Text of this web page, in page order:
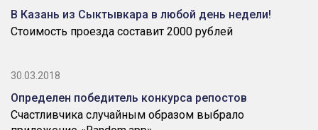
В Казань из Сыктывкара в любой день недели!
Стоимость проезда составит 2000 рублей
30.03.2018
Определен победитель конкурса репостов
Счастливчика случайным образом выбрало